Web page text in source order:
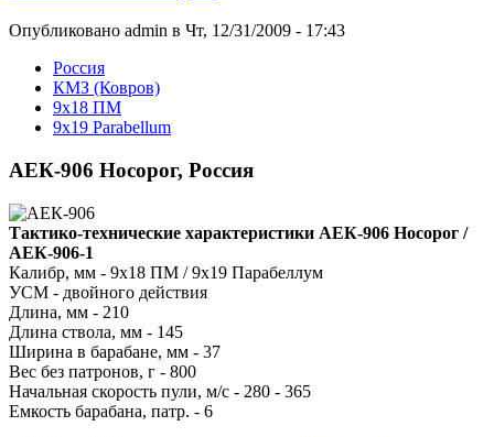
Опубликовано admin в Чт, 12/31/2009 - 17:43
Росcия
КМЗ (Ковров)
9x18 ПМ
9x19 Parabellum
АЕК-906 Носорог, Россия
Тактико-технические характеристики АЕК-906 Носорог /
АЕК-906-1
Калибр, мм - 9х18 ПМ / 9х19 Парабеллум
УСМ - двойного действия
Длина, мм - 210
Длина ствола, мм - 145
Ширина в барабане, мм - 37
Вес без патронов, г - 800
Начальная скорость пули, м/с - 280 - 365
Емкость барабана, патр. - 6